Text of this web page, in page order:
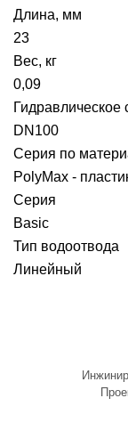
Длина, мм
23
Вес, кг
0,09
Гидравлическое
DN100
Серия по
PolyMax -
Серия
Basic
Тип водоотвода
Линейный